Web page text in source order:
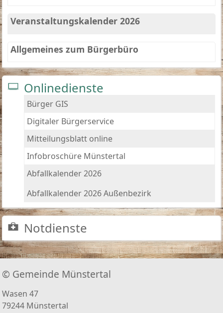
Veranstaltungskalender 2026
Allgemeines zum Bürgerbüro
Onlinedienste
Bürger GIS
Digitaler Bürgerservice
Mitteilungsblatt online
Infobroschüre Münstertal
Abfallkalender 2026
Abfallkalender 2026 Außenbezirk
Notdienste
© Gemeinde Münstertal
Wasen 47
79244 Münstertal